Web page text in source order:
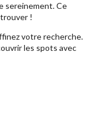
sereinement. Ce
!
votre recherche.
les spots avec